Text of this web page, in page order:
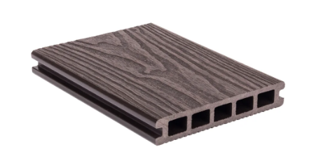
Chovatelské potřeby
Hobby
Dětské zboží a hračky